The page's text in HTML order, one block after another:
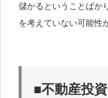
儲かるということばか
を考えていない可能性
■不動産投